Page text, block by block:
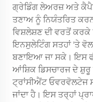
ਗ੍ਰੇਡਿੰਗ ਲੇਅਰਜ਼ ਅਤੇ
ਤਣਾਅ ਨੂੰ ਨਿਯੰਤਰਿਤ
ਵਿਸ਼ਲੇਸ਼ਣ ਦੀ ਵਰਤੋਂ ਕਰਕੇ
ਇਨਸੁਲੇਟਿੰਗ ਸਤਹਾਂ 'ਤੇ
ਬਣਾਇਆ ਜਾ ਸਕੇ। ਇਸ
ਆਂਸ਼ਿਕ ਡਿਸਚਾਰਜ ਦੇ ਸ਼ੁਰੂ
ਟ੍ਰਾਂਸੀਐਂਟ ਓਵਰਵੋਲਟੇਜ
ਜਾਂਦਾ ਹੈ। ਇਸ ਤਰ੍ਹਾਂ